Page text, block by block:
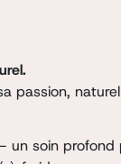
passion,
un soin profond